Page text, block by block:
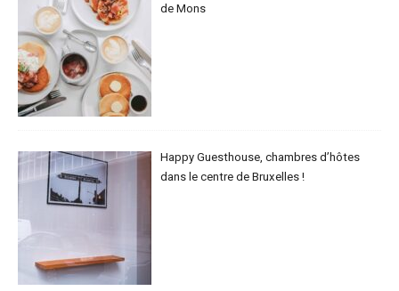
de Mons
Happy Guesthouse, chambres d’hôtes
dans le centre de Bruxelles !